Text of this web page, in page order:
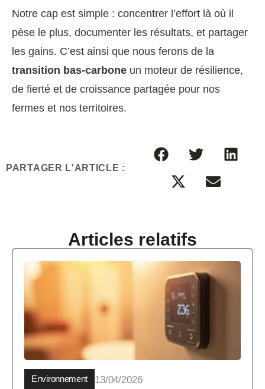
Notre cap est simple : concentrer l’effort là où il
pèse le plus, documenter les résultats, et partager
les gains. C’est ainsi que nous ferons de la
transition bas-carbone un moteur de résilience,
de fierté et de croissance partagée pour nos
fermes et nos territoires.
PARTAGER L'ARTICLE :
Articles relatifs
Environnement 13/04/2026